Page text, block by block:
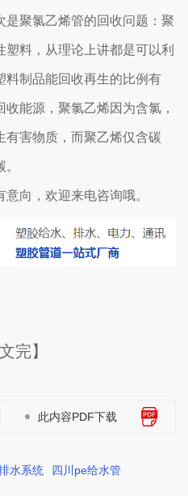
是聚氯乙烯管的回收问题：聚
料，从理论上讲都是可以利
料制品能回收再生的比例有
能源，聚氯乙烯因为含氯，
有害物质，而聚乙烯仅含碳
向，欢迎来电咨询哦。
完】
此内容PDF下载
水系统
四川pe给水管